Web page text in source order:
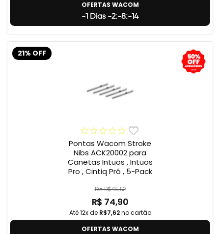
OFERTAS WACOM
-1 Dias -2:-8:-15
21% OFF
Pontas Wacom Stroke
Nibs ACK20002 para
Canetas Intuos , Intuos
Pro , Cintiq Pró , 5-Pack
De R$ 95,52
R$ 74,90
Até 12x de R$7,62no cartão
OFERTAS WACOM